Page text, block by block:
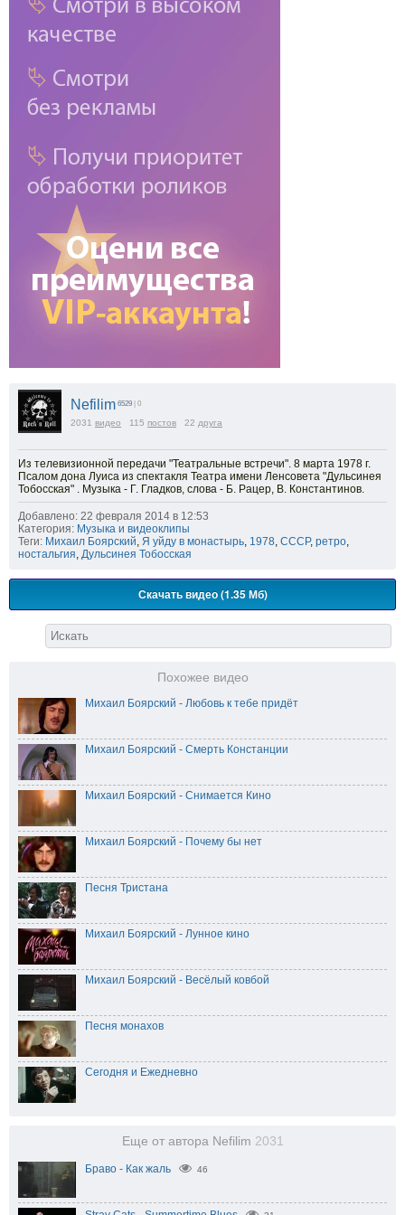
Nefilim 6529 | 0
2031 видео 115 постов 22 друга
Из телевизионной передачи "Театральные встречи". 8 марта 1978 г.
Псалом дона Луиса из спектакля Театра имени Ленсовета "Дульсинея
Тобосская" . Музыка - Г. Гладков, слова - Б. Рацер, В. Константинов.
Добавлено: 22 февраля 2014 в 12:53
Категория: Музыка и видеоклипы
Теги: Михаил Боярский Я уйду в монастырь 1978 СССР, ретро
ностальгия Дульсинея Тобосская
Скачать видео (1.35 Мб)
Похожее видео
Михаил Боярский - Любовь к тебе придёт
Михаил Боярский - Смерть Констанции
Михаил Боярский - Снимается Кино
Михаил Боярский - Почему бы нет
Песня Тристана
Михаил Боярский - Лунное кино
Михаил Боярский - Весёлый ковбой
Песня монахов
Сегодня и Ежедневно
Еще от автора Nefilim 2031
Браво - Как жаль 46